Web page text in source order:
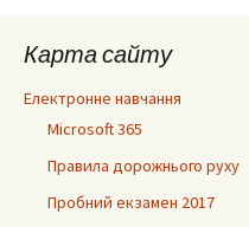
Карта сайту
Електронне навчання
Microsoft 365
Правила дорожнього руху
Пробний екзамен 2017